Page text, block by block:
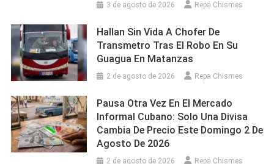
3 de agosto de 2026 Repa Chismes
Hallan Sin Vida A Chofer De
Transmetro Tras El Robo En Su
Guagua En Matanzas
2 de agosto de 2026 Repa Chismes
Pausa Otra Vez En El Mercado
Informal Cubano: Solo Una Divisa
Cambia De Precio Este Domingo 2 De
Agosto De 2026
2 de agosto de 2026 Repa Chismes